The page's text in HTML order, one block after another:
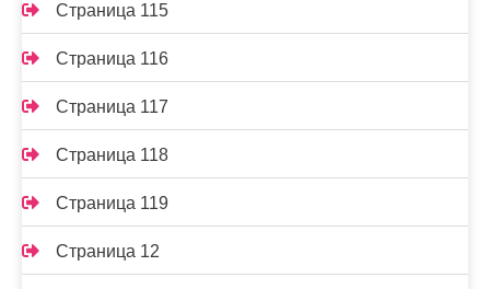
Страница 115
Страница 116
Страница 117
Страница 118
Страница 119
Страница 12